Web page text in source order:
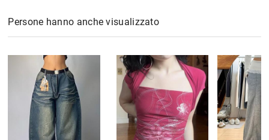
Persone hanno anche visualizzato